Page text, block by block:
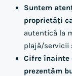
Suntem
proprietăți
autentică la
plajă/servicii
Cifre înainte
prezentăm